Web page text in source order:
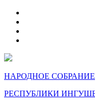
НАРОДНОЕ СОБРАНИЕ
РЕСПУБЛИКИ